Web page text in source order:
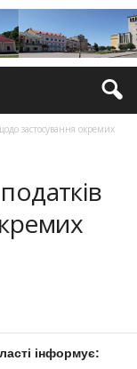
застосування окремих
інформує: